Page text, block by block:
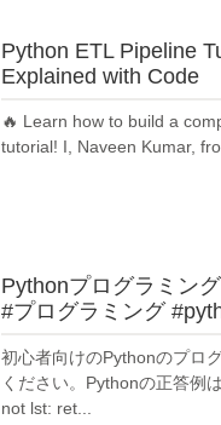
Python ETL Pipeline
Explained with Code
🔥 Learn how to build a
tutorial! I, Naveen Kumar,
Pythonプログラミン
#プログラミング
初心者向けのPythonのプロ
ください。Pythonの正答例
not lst: ret...